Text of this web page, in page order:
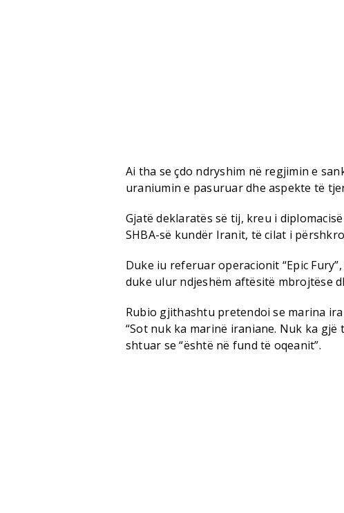
Ai tha se çdo ndryshim në regjimin e
uraniumin e pasuruar dhe aspekte të
Gjatë deklaratës së tij, kreu i
SHBA-së kundër Iranit, të cilat i
Duke iu referuar operacionit “Epic
duke ulur ndjeshëm aftësitë mbrojtëse
Rubio gjithashtu pretendoi se marina
“Sot nuk ka marinë iraniane. Nuk ka
shtuar se “është në fund të oqeanit”.